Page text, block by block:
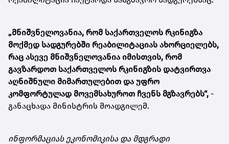
„მნიშვნელოვანია, რომ საქართველოს რკინიგზა
მოქმედ სადგურებში რეაბილიტაციას ახორციელებს,
რაც ასევე მნიშვნელოვანია იმისთვის, რომ
გავზარდოთ საქართველოს რკინიგზის დატვირთვა
აღნიშნული მიმართულებით და უფრო
კომფორტულად მოვემსახუროთ ჩვენს მგზავრებს“, -
განაცხადა მინისტრის მოადგილემ.
ინფორმაციას ეკონომიკისა და მდგრადი